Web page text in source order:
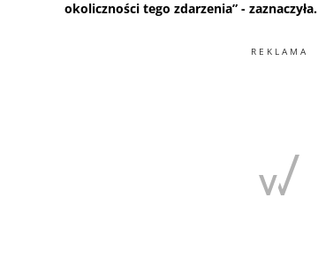
okoliczności tego zdarzenia” - zaznaczyła.
REKLAMA